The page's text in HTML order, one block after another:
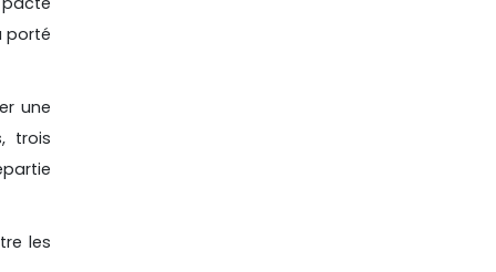
porté
une
trois
les